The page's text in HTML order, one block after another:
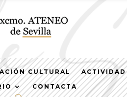
CULTURAL ACTIVIDAD
CONTACTA